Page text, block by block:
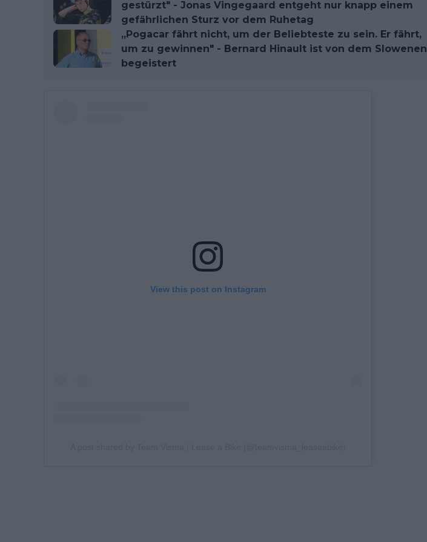
gestürzt" - Jonas Vingegaard entgeht nur knapp einem
gefährlichen Sturz vor dem Ruhetag
„Pogacar fährt nicht, um der Beliebteste zu sein. Er fährt,
um zu gewinnen" - Bernard Hinault ist von dem Slowenen
begeistert
View this post on Instagram